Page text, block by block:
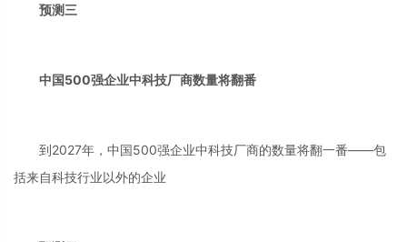
预测三
中国500强企业中科技厂商数量将翻番
到2027年，中国500强企业中科技厂商的数量将翻一番——包
括来自科技行业以外的企业